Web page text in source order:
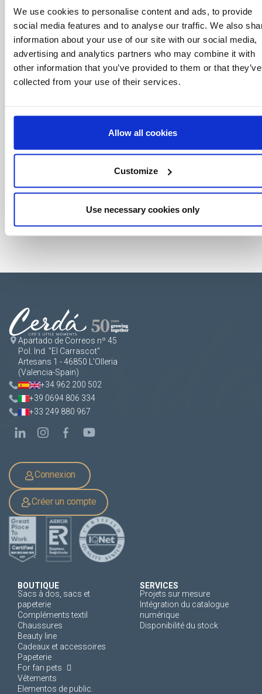
We use cookies to personalise content and ads, to provide
social media features and to analyse our traffic. We also
information about your use of our site with our social media,
advertising and analytics partners who may combine it with
other information that you’ve provided to them or that they’ve
collected from your use of their services.
Allow all cookies
Customize
Use necessary cookies only
Offres spéciales, événements et nouvelles du
monde des licences, le tout en un seul clic.
Apartado de Correos nº 45
Pol. Ind. "El Carrascot"
Artesans 1 - 46850 L'Olleria
(Valencia-Spain)
+34 962 200 502
+39 0694 806 334
+33 249 880 967
Connexion
Créer un compte
BOUTIQUE
Sacs à dos, sacs et
papeterie
Compléments textil
Chaussures
Beauty line
Cadeaux et accessoires
Papeterie
For fan pets
Vêtements
Elementos de public.
SERVICES
Projets sur mesure
Intégration du catalogue
numérique
Disponibilité du stock